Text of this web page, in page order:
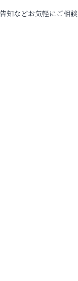
知などお気軽にご相